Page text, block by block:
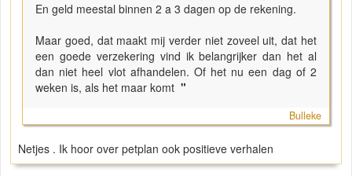
En geld meestal binnen 2 a 3 dagen op de rekening.
Maar goed, dat maakt mij verder niet zoveel uit, dat het
een goede verzekering vind ik belangrijker dan het al
dan niet heel vlot afhandelen. Of het nu een dag of 2
weken is, als het maar komt "
Bulleke
Netjes . Ik hoor over petplan ook positieve verhalen